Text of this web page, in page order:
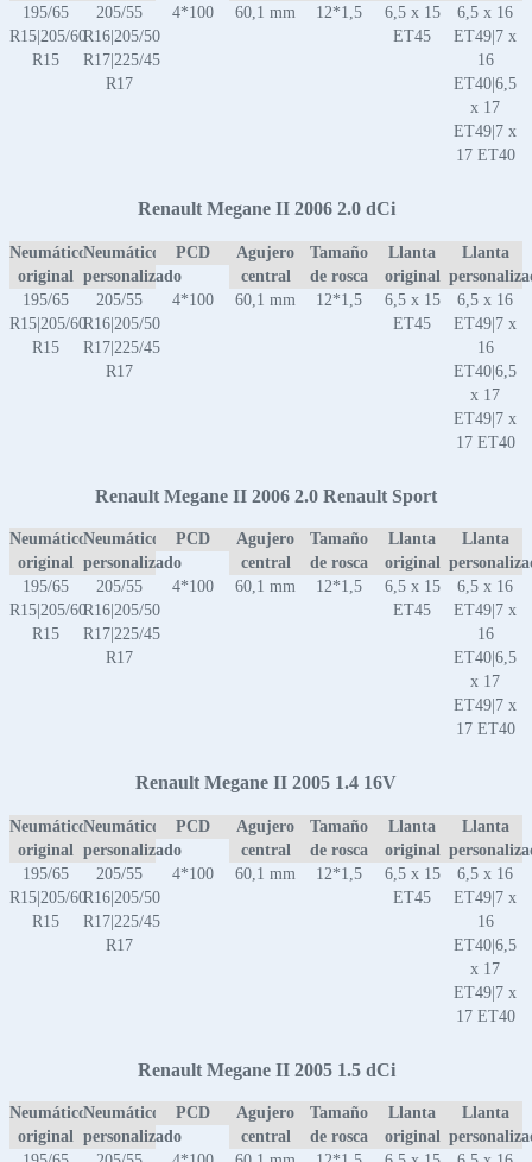
195/65
R15|205/60
R15
205/55
R16|205/50
R17|225/45
R17
4*100 60,1 mm 12*1,5
6,5 x 15
ET45
6,5 x 16
ET49|7 x
16
ET40|6,5
x 17
ET49|7 x
17 ET40
Renault Megane II 2006 2.0 dCi
Neumático
original
Neumático
personalizado
PCD
Agujero
central
Tamaño
de rosca
Llanta
original
Llanta
195/65
R15|205/60
R15
205/55
R16|205/50
R17|225/45
R17
4*100 60,1 mm 12*1,5
6,5 x 15
ET45
6,5 x 16
ET49|7 x
16
ET40|6,5
x 17
ET49|7 x
17 ET40
Renault Megane II 2006 2.0 Renault Sport
Neumático
original
Neumático
personalizado
PCD
Agujero
central
Tamaño
de rosca
Llanta
original
Llanta
195/65
R15|205/60
R15
205/55
R16|205/50
R17|225/45
R17
4*100 60,1 mm 12*1,5
6,5 x 15
ET45
6,5 x 16
ET49|7 x
16
ET40|6,5
x 17
ET49|7 x
17 ET40
Renault Megane II 2005 1.4 16V
Neumático
original
Neumático
personalizado
PCD
Agujero
central
Tamaño
de rosca
Llanta
original
Llanta
195/65
R15|205/60
R15
205/55
R16|205/50
R17|225/45
R17
4*100 60,1 mm 12*1,5
6,5 x 15
ET45
6,5 x 16
ET49|7 x
16
ET40|6,5
x 17
ET49|7 x
17 ET40
Renault Megane II 2005 1.5 dCi
Neumático
original
Neumático
personalizado
PCD
Agujero
central
Tamaño
de rosca
Llanta
original
Llanta